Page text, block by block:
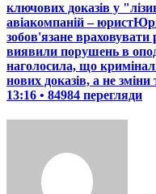
ключових доказів у
авіакомпаній –
зобов'язане
виявили порушень в
наголосила, що
нових доказів, а не
13:16 • 84984 перегляди